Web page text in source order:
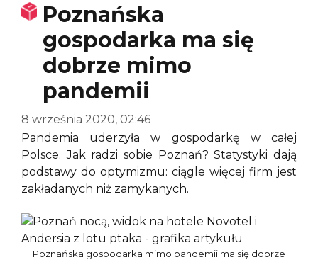
Poznańska
gospodarka ma się
dobrze mimo
pandemii
8 września 2020, 02:46
Pandemia uderzyła w gospodarkę w całej
Polsce. Jak radzi sobie Poznań? Statystyki dają
podstawy do optymizmu: ciągle więcej firm jest
zakładanych niż zamykanych.
Poznańska gospodarka mimo pandemii ma się dobrze